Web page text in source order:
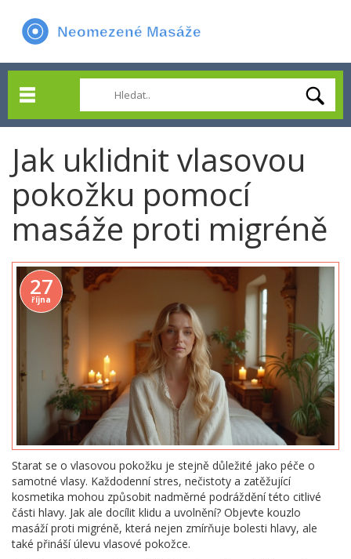
Jak uklidnit vlasovou
pokožku pomocí
masáže proti migréně
27
října
Starat se o vlasovou pokožku je stejně důležité jako péče o
samotné vlasy. Každodenní stres, nečistoty a zatěžující
kosmetika mohou způsobit nadměrné podráždění této citlivé
části hlavy. Jak ale docílit klidu a uvolnění? Objevte kouzlo
masáží proti migréně, která nejen zmírňuje bolesti hlavy, ale
také přináší úlevu vlasové pokožce.